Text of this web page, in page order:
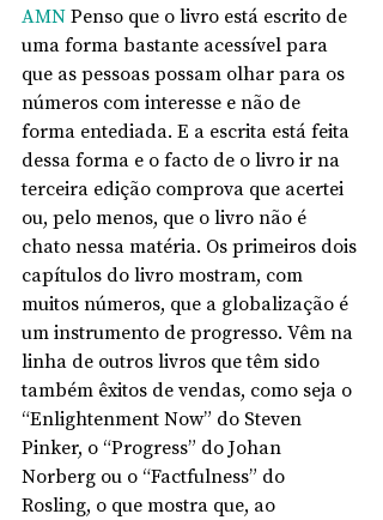
AMN Penso que o livro está escrito de
uma forma bastante acessível para
que as pessoas possam olhar para os
números com interesse e não de
forma entediada. E a escrita está feita
dessa forma e o facto de o livro ir na
terceira edição comprova que acertei
ou, pelo menos, que o livro não é
chato nessa matéria. Os primeiros dois
capítulos do livro mostram, com
muitos números, que a globalização é
um instrumento de progresso. Vêm na
linha de outros livros que têm sido
também êxitos de vendas, como seja o
“Enlightenment Now” do Steven
Pinker, o “Progress” do Johan
Norberg ou o “Factfulness” do
Rosling, o que mostra que, ao